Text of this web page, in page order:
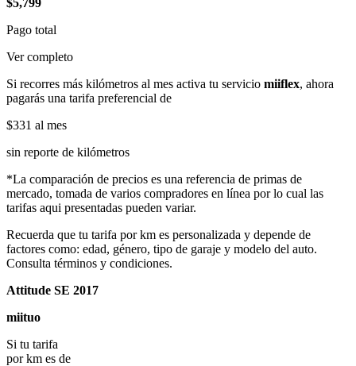
Pago total
Ver completo
Si recorres más kilómetros al mes activa tu servicio miiflex, ahora
pagarás una tarifa preferencial de
$331 al mes
sin reporte de kilómetros
*La comparación de precios es una referencia de primas de
mercado, tomada de varios compradores en línea por lo cual las
tarifas aqui presentadas pueden variar.
Recuerda que tu tarifa por km es personalizada y depende de
factores como: edad, género, tipo de garaje y modelo del auto.
Consulta términos y condiciones.
Attitude SE 2017
miituo
Si tu tarifa
por km es de